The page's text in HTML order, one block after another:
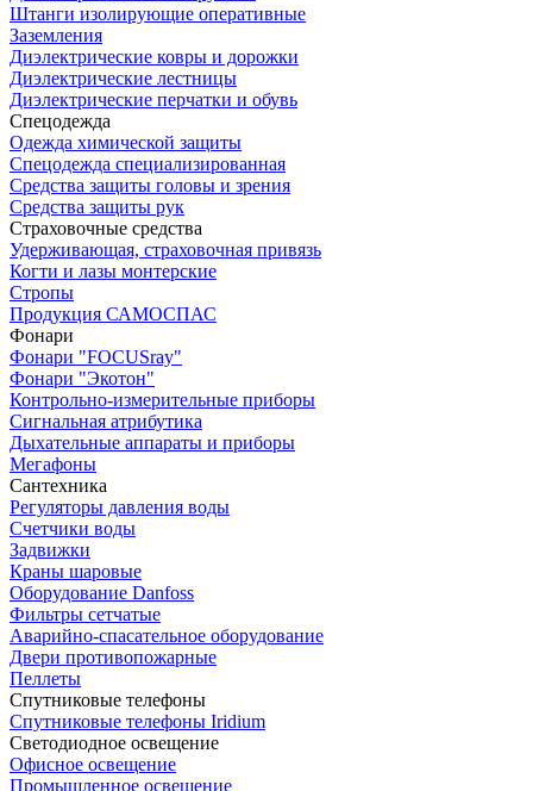
Штанги изолирующие оперативные
Заземления
Диэлектрические ковры и дорожки
Диэлектрические лестницы
Диэлектрические перчатки и обувь
Спецодежда
Одежда химической защиты
Спецодежда специализированная
Средства защиты головы и зрения
Средства защиты рук
Страховочные средства
Удерживающая, страховочная привязь
Когти и лазы монтерские
Стропы
Продукция САМОСПАС
Фонари
Фонари "FOCUSray"
Фонари "Экотон"
Контрольно-измерительные приборы
Сигнальная атрибутика
Дыхательные аппараты и приборы
Мегафоны
Сантехника
Регуляторы давления воды
Счетчики воды
Задвижки
Краны шаровые
Оборудование Danfoss
Фильтры сетчатые
Аварийно-спасательное оборудование
Двери противопожарные
Пеллеты
Спутниковые телефоны
Спутниковые телефоны Iridium
Светодиодное освещение
Офисное освещение
Промышленное освещение